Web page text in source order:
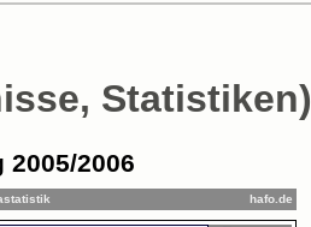
Statistiken)
2006
hafo.de